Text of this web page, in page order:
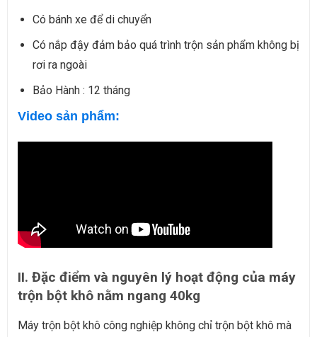
Có bánh xe để di chuyển
Có nắp đậy đảm bảo quá trình trộn sản phẩm không bị
rơi ra ngoài
Bảo Hành : 12 tháng
Video sản phẩm:
II. Đặc điểm và nguyên lý hoạt động của máy
trộn bột khô nằm ngang 40kg
Máy trộn bột khô công nghiệp không chỉ trộn bột khô mà